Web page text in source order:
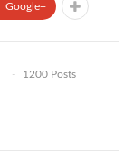
Google+
1200 Posts